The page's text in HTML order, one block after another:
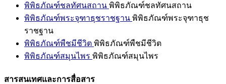
พิพิธภัณฑ์ชลทัศนสถาน พิพิธภัณฑ์ชลทัศนสถาน
พิพิธภัณฑ์พระจุฑาธุชราชฐาน พิพิธภัณฑ์พระจุฑาธุช
ราชฐาน
พิพิธภัณฑ์พืชมีชีวิต พิพิธภัณฑ์พืชมีชีวิต
พิพิธภัณฑ์สมุนไพร พิพิธภัณฑ์สมุนไพร
สารสนเทศและการสื่อสาร